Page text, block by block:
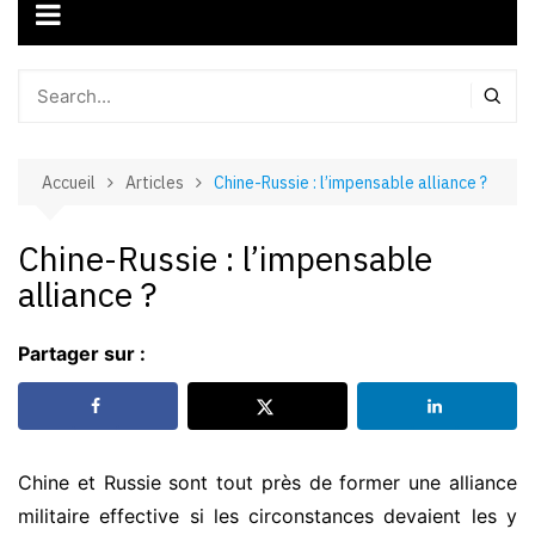
Accueil Articles Chine-Russie : l’impensable alliance ?
Chine-Russie : l’impensable
alliance ?
Partager sur :
Chine et Russie sont tout près de former une alliance
militaire effective si les circonstances devaient les y